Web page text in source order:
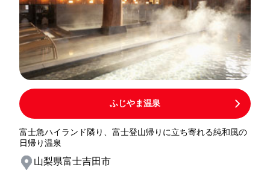
ふじやま温泉
富士急ハイランド隣り、富士登山帰りに立ち寄れる純和風の
日帰り温泉
山梨県富士吉田市